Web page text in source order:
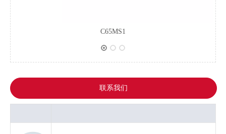
C65MS1
联系我们